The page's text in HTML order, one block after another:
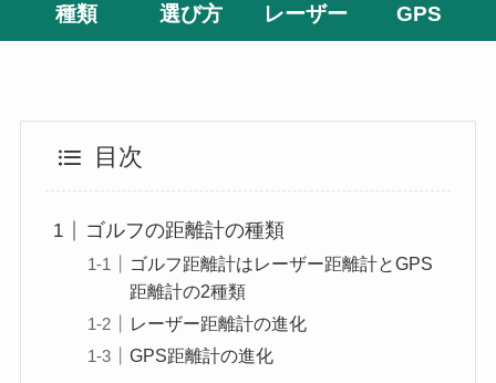
種類 選び方 レーザー GPS
目次
ゴルフの距離計の種類
ゴルフ距離計はレーザー距離計とGPS
距離計の2種類
レーザー距離計の進化
GPS距離計の進化